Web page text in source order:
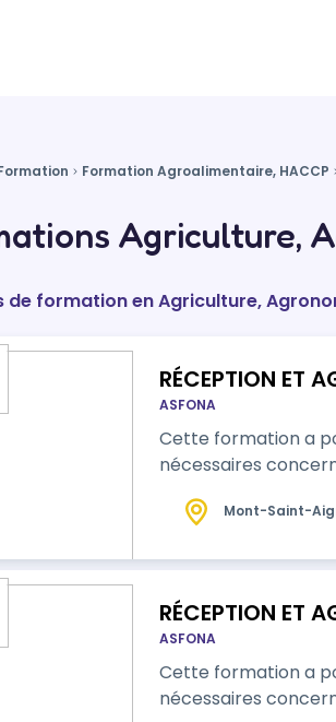
Formation Agroalimentaire, HACCP
Agriculture,
de formation en Agriculture,
RÉCEPTION ET
ASFONA
Cette formation a
nécessaires
Mont-Saint-
RÉCEPTION ET
ASFONA
Cette formation a
nécessaires